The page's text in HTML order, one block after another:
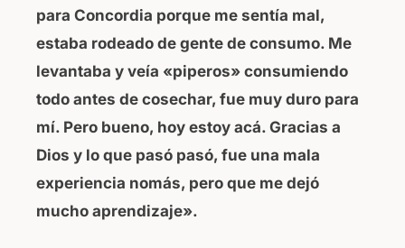
para Concordia porque me sentía mal,
estaba rodeado de gente de consumo. Me
levantaba y veía «piperos» consumiendo
todo antes de cosechar, fue muy duro para
mí. Pero bueno, hoy estoy acá. Gracias a
Dios y lo que pasó pasó, fue una mala
experiencia nomás, pero que me dejó
mucho aprendizaje».